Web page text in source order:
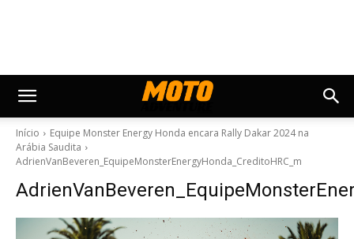
Início
Equipe Monster Energy Honda encara Rally Dakar 2024 na
Arábia Saudita
AdrienVanBeveren_EquipeMonsterEnergyHonda_CreditoHRC_m